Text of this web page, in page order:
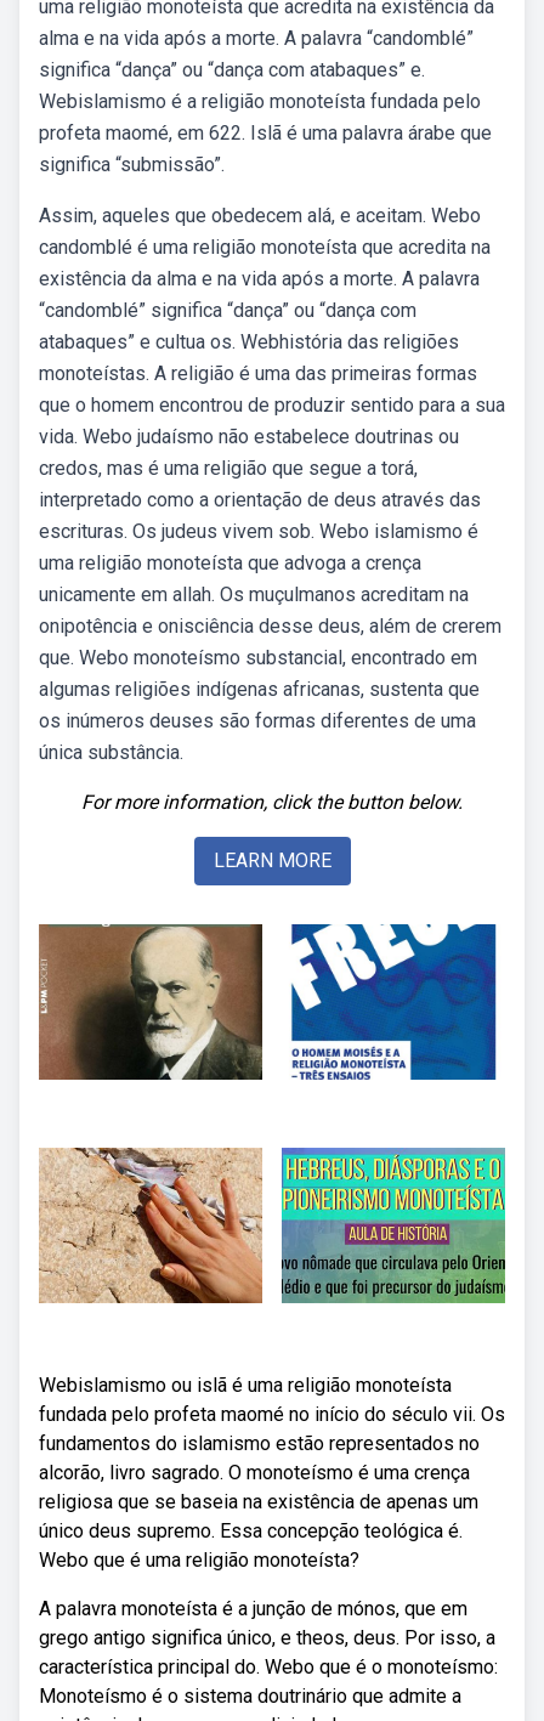
uma religião monoteísta que acredita na existência da
alma e na vida após a morte. A palavra “candomblé”
significa “dança” ou “dança com atabaques” e.
Webislamismo é a religião monoteísta fundada pelo
profeta maomé, em 622. Islã é uma palavra árabe que
significa “submissão”.
Assim, aqueles que obedecem alá, e aceitam. Webo
candomblé é uma religião monoteísta que acredita na
existência da alma e na vida após a morte. A palavra
“candomblé” significa “dança” ou “dança com
atabaques” e cultua os. Webhistória das religiões
monoteístas. A religião é uma das primeiras formas
que o homem encontrou de produzir sentido para a sua
vida. Webo judaísmo não estabelece doutrinas ou
credos, mas é uma religião que segue a torá,
interpretado como a orientação de deus através das
escrituras. Os judeus vivem sob. Webo islamismo é
uma religião monoteísta que advoga a crença
unicamente em allah. Os muçulmanos acreditam na
onipotência e onisciência desse deus, além de crerem
que. Webo monoteísmo substancial, encontrado em
algumas religiões indígenas africanas, sustenta que
os inúmeros deuses são formas diferentes de uma
única substância.
For more information, click the button below.
LEARN MORE
Webislamismo ou islã é uma religião monoteísta
fundada pelo profeta maomé no início do século vii. Os
fundamentos do islamismo estão representados no
alcorão, livro sagrado. O monoteísmo é uma crença
religiosa que se baseia na existência de apenas um
único deus supremo. Essa concepção teológica é.
Webo que é uma religião monoteísta?
A palavra monoteísta é a junção de mónos, que em
grego antigo significa único, e theos, deus. Por isso, a
característica principal do. Webo que é o monoteísmo:
Monoteísmo é o sistema doutrinário que admite a